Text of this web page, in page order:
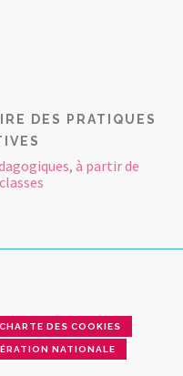
DES PRATIQUES
à partir de
CHARTE DES COOKIES
NATIONALE